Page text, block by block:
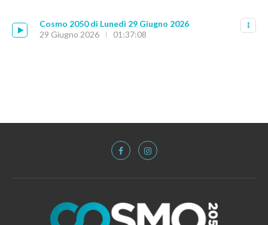
Cosmo 2050 di Lunedì 29 Giugno 2026
29 Giugno 2026
01:37:08